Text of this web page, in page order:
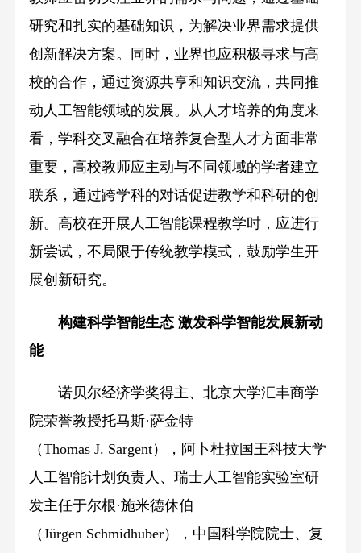
研究和扎实的基础知识，为解决业界需求提供
创新解决方案。同时，业界也应积极寻求与高
校的合作，通过资源共享和知识交流，共同推
动人工智能领域的发展。从人才培养的角度来
看，学科交叉融合在培养复合型人才方面非常
重要，高校教师应主动与不同领域的学者建立
联系，通过跨学科的对话促进教学和科研的创
新。高校在开展人工智能课程教学时，应进行
新尝试，不局限于传统教学模式，鼓励学生开
展创新研究。
构建科学智能生态 激发科学智能发展新动
能
诺贝尔经济学奖得主、北京大学汇丰商学
院荣誉教授托马斯·萨金特
（Thomas J. Sargent），阿卜杜拉国王科技大学
人工智能计划负责人、瑞士人工智能实验室研
发主任于尔根·施米德休伯
（Jürgen Schmidhuber），中国科学院院士、复